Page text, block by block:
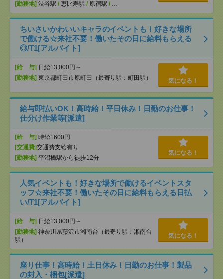
[勤務地] 渋谷駅 / 恵比寿駅 / 原宿駅 / …
ちいさいかわいいキャラのイベントも！好きな場所
で働ける☆来社不要！働いたその日に給料もらえる
◎/T1[アルバイト]
[給 与] 日給13,000円～
[勤務地] 東京都町田市原町田（最寄り駅：町田駅） 気になる！
給与即払いOK！高時給！平日休み！日勤のお仕事！
仕分け作業等[派遣]
[給 与] 時給1600円
[交通費]交通費支給有り
[勤務地] 平沼橋駅から徒歩12分
気になる！
人気イベントも！好きな場所で働けるイベントスタ
ッフ☆来社不要！働いたその日に給料もらえる日払
い/T1[アルバイト]
[給 与] 日給13,000円～
[勤務地] 神奈川県藤沢市湘南台（最寄り駅：湘南台
駅）
気になる！
座り仕事！高時給！土日休み！日勤のお仕事！製品
の封入・梱包[派遣]